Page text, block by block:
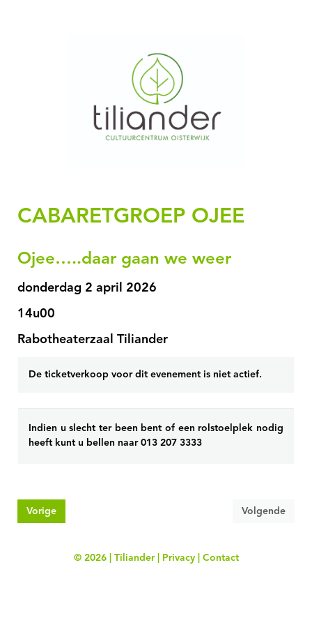
CABARETGROEP OJEE
Ojee…..daar gaan we weer
donderdag 2 april 2026
14u00
Rabotheaterzaal Tiliander
De ticketverkoop voor dit evenement is niet actief.
Indien u slecht ter been bent of een rolstoelplek nodig
heeft kunt u bellen naar 013 207 3333
Vorige Volgende
© 2026 | Tiliander | Privacy| Contact